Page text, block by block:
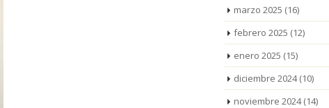
marzo 2025 (16)
febrero 2025 (12)
enero 2025 (15)
diciembre 2024(10)
noviembre 2024(14)